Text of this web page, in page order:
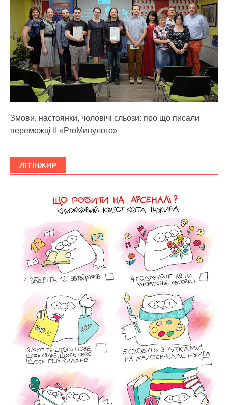
Змови, настоянки, чоловічі сльози: про що писали
переможці ІІ «ProМинулого»
ЛІТІНЖИР